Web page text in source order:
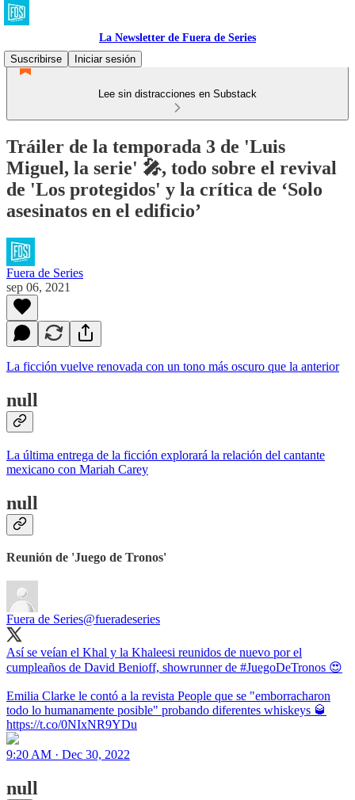
La Newsletter de Fuera de Series
Suscribirse
Iniciar sesión
Lee sin distracciones en Substack
Tráiler de la temporada 3 de 'Luis
Miguel, la serie' 🎤, todo sobre el revival
de 'Los protegidos' y la crítica de ‘Solo
asesinatos en el edificio’
Fuera de Series
sep 06, 2021
La ficción vuelve renovada con un tono más oscuro que la anterior
null
La última entrega de la ficción explorará la relación del cantante
mexicano con Mariah Carey
null
Reunión de 'Juego de Tronos'
Fuera de Series@fueradeseries
Así se veían el Khal y la Khaleesi reunidos de nuevo por el
cumpleaños de David Benioff, showrunner de #JuegoDeTronos 😍
Emilia Clarke le contó a la revista People que se "emborracharon
todo lo humanamente posible" probando diferentes whiskeys 🥃
https://t.co/0NIxNR9YDu
9:20 AM · Dec 30, 2022
null